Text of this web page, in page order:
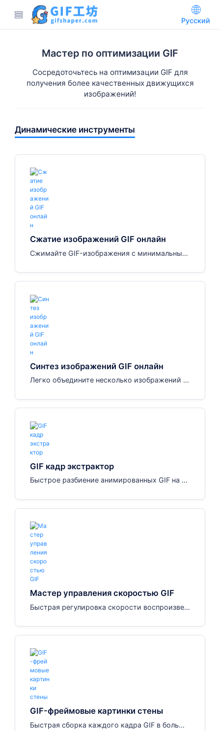
Русский
Мастер по оптимизации GIF
Сосредоточьтесь на оптимизации GIF для
получения более качественных движущихся
изображений!
Динамические инструменты
Сжатие изображений GIF онлайн
Сжимайте GIF-изображения с минимальным
Синтез изображений GIF онлайн
Легко объедините несколько изображений в
GIF кадр экстрактор
Быстрое разбиение анимированных GIF на от
Мастер управления скоростью GIF
Быстрая регулировка скорости воспроизвед
GIF-фреймовые картинки стены
Быстрая сборка каждого кадра GIF в большо